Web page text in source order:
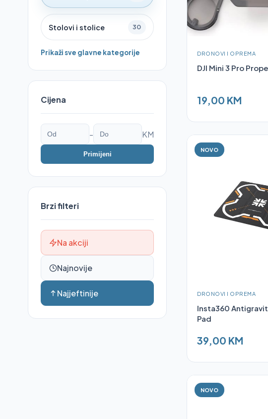
Stolovi i stolice 30
Prikaži sve glavne kategorije
Cijena
- KM
Primijeni
Brzi filteri
Na akciji
Najnovije
Najjeftinije
DRONOVI I OPREMA
DJI Mini 3 Pro
19,00 KM
NOVO
DRONOVI I OPREMA
Insta360
Pad
39,00 KM
NOVO